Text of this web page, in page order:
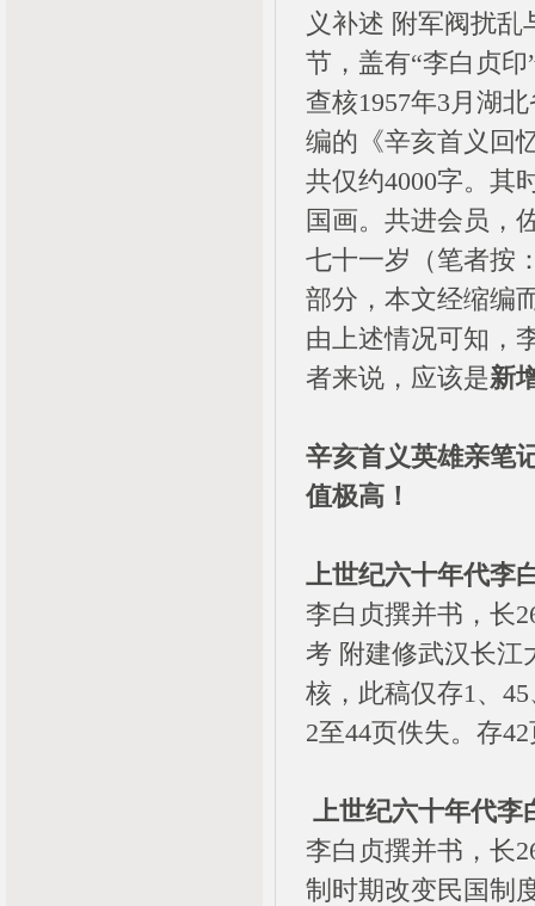
义补述 附军阀扰乱
节，盖有“李白贞印
查核1957年3月湖
编的《辛亥首义回
共仅约4000字。其
国画。共进会员，
七十一岁（笔者按
部分，本文经缩编
由上述情况可知，
者来说，应该是新
辛亥首义英雄亲笔
值极高！
上世纪六十年代李
李白贞撰并书，长
考 附建修武汉长江
核，此稿仅存1、
2至44页佚失。存
上世纪六十年代李
李白贞撰并书，长
制时期改变民国制